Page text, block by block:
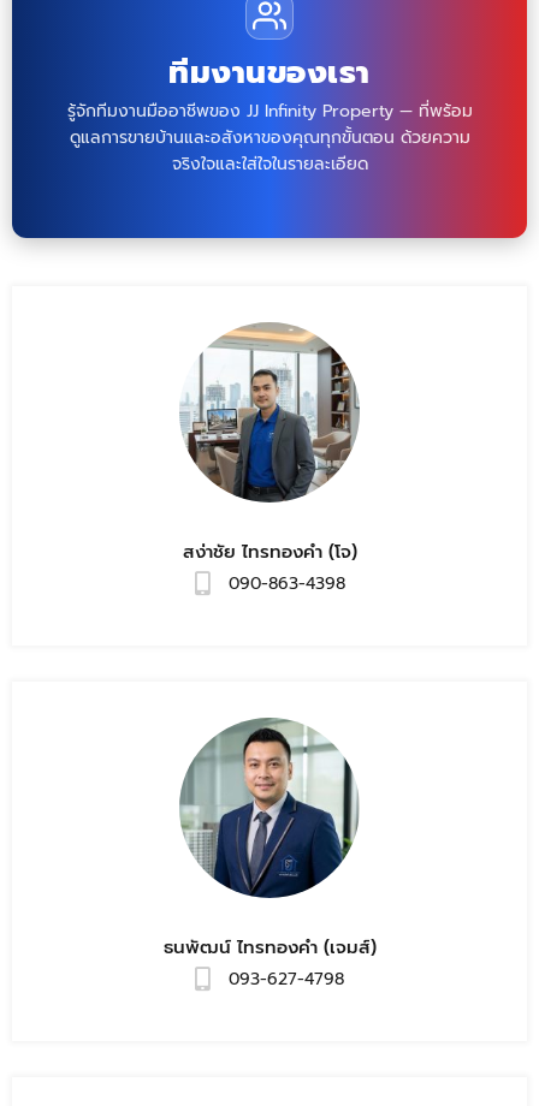
ทีมงานของเรา
รู้จักทีมงานมืออาชีพของ JJ Infinity Property — ที่พร้อม
ดูแลการขายบ้านและอสังหาของคุณทุกขั้นตอน ด้วยความ
จริงใจและใส่ใจในรายละเอียด
สง่าชัย ไทรทองคำ (โจ)
090-863-4398
ธนพัฒน์ ไทรทองคำ (เจมส์)
093-627-4798